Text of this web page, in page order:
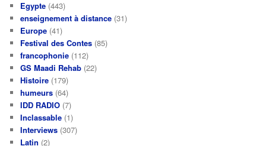
Egypte (443)
enseignement à distance (31)
Europe (41)
Festival des Contes (85)
francophonie (112)
GS Maadi Rehab (22)
Histoire (179)
humeurs (64)
IDD RADIO (7)
Inclassable (1)
Interviews (307)
Latin (2)